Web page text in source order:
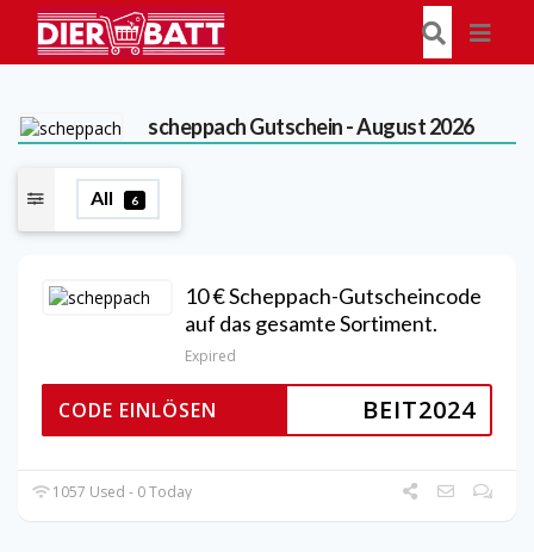
scheppachGutschein - August 2026
All 6
10 € Scheppach-Gutscheincode
auf das gesamte Sortiment.
Expired
BEIT2024
CODE EINLÖSEN
1057 Used - 0 Today